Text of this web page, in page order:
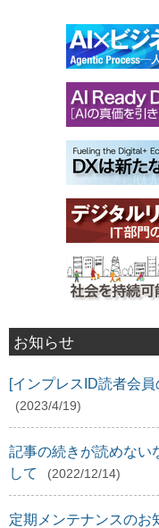
お知らせ
[インプレスID読者会
(2023/4/19)
記事の続きが読めない
して
(2022/12/14)
定期メンテナンスのお